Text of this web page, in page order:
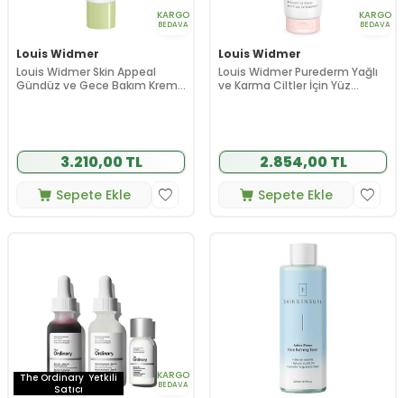
KARGO
BEDAVA
Louis Widmer
Louis Widmer Skin Appeal
Gündüz ve Gece Bakım Kremi
3.210,00 TL
Sepete Ekle
KARGO
BEDAVA
Louis Widmer
Louis Widmer Purederm Yağlı
ve Karma Ciltler İçin Yüz
2.854,00 TL
Sepete Ekle
The Ordinary Yetkili
Satıcı
KARGO
BEDAVA